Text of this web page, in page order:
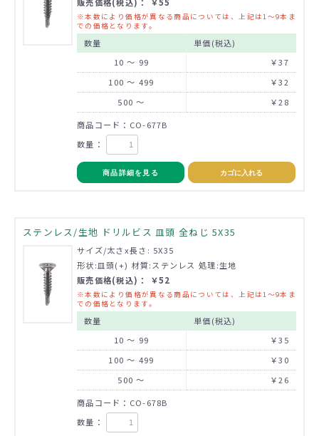
※本数により価格が異なる商品については、上記は1～9本ま
での価格となります。
数量
単価(税込)
10 ～ 99
￥37
100 ～ 499
￥32
500 ～
￥28
商品コード：CO-677B
数量：
商品詳細を見る カゴに入れる
ステンレス/生地 ドリルビス 皿頭 全ねじ 5X35
サイズ/太さx長さ: 5X35
形状:皿頭(+) 材質:ステンレス 処理:生地
販売価格(税込)： ￥52
※本数により価格が異なる商品については、上記は1～9本ま
での価格となります。
数量
単価(税込)
10 ～ 99
￥35
100 ～ 499
￥30
500 ～
￥26
商品コード：CO-678B
数量：